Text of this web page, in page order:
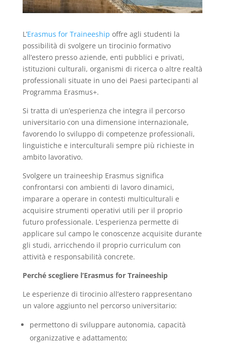
L’Erasmus for Traineeship offre agli studenti la
possibilità di svolgere un tirocinio formativo
all’estero presso aziende, enti pubblici e privati,
istituzioni culturali, organismi di ricerca o altre realtà
professionali situate in uno dei Paesi partecipanti al
Programma Erasmus+.
Si tratta di un’esperienza che integra il percorso
universitario con una dimensione internazionale,
favorendo lo sviluppo di competenze professionali,
linguistiche e interculturali sempre più richieste in
ambito lavorativo.
Svolgere un traineeship Erasmus significa
confrontarsi con ambienti di lavoro dinamici,
imparare a operare in contesti multiculturali e
acquisire strumenti operativi utili per il proprio
futuro professionale. L’esperienza permette di
applicare sul campo le conoscenze acquisite durante
gli studi, arricchendo il proprio curriculum con
attività e responsabilità concrete.
Perché scegliere l’Erasmus for Traineeship
Le esperienze di tirocinio all’estero rappresentano
un valore aggiunto nel percorso universitario:
permettono di sviluppare autonomia, capacità
organizzative e adattamento;